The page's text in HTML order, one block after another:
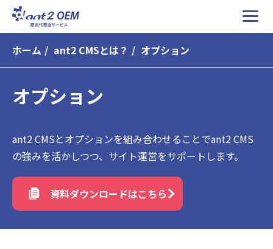
ホーム ant2 CMSとは？ オプション
オプション
ant2 CMSとオプションを組み合わせることでant2 CMS
の強みを活かしつつ、サイト運営をサポートします。
資料ダウンロードはこちら